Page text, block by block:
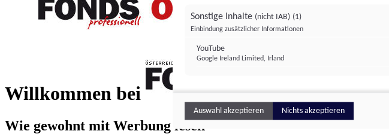
Willkommen bei
FONDS professionell
Wie gewohnt mit Werbung lesen
Sonstige Inhalte (nicht IAB) (1)
Einbindung zusätzlicher Informationen
YouTube
Google Ireland Limited, Irland
Auswahl akzeptieren Nichts akzeptieren